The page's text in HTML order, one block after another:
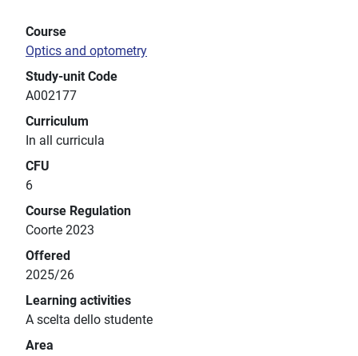
Course
Optics and optometry
Study-unit Code
A002177
Curriculum
In all curricula
CFU
6
Course Regulation
Coorte 2023
Offered
2025/26
Learning activities
A scelta dello studente
Area